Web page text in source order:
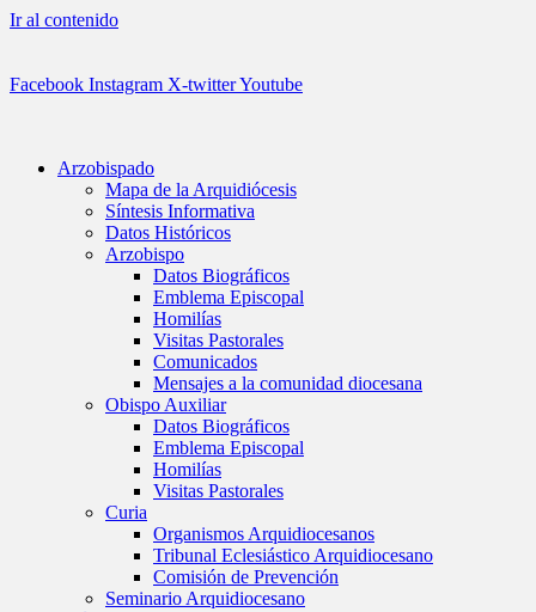
Ir al contenido
Facebook Instagram X-twitterYoutube
Arzobispado
Mapa de la Arquidiócesis
Síntesis Informativa
Datos Históricos
Arzobispo
Datos Biográficos
Emblema Episcopal
Homilías
Visitas Pastorales
Comunicados
Mensajes a la comunidad diocesana
Obispo Auxiliar
Datos Biográficos
Emblema Episcopal
Homilías
Visitas Pastorales
Curia
Organismos Arquidiocesanos
Tribunal Eclesiástico Arquidiocesano
Comisión de Prevención
Seminario Arquidiocesano